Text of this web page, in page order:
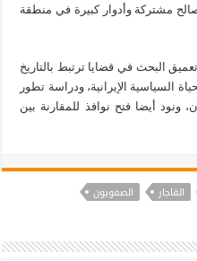
مشتركة وأدوار كبيرة في منطقة
البحث في قضايا ترتبط بالتاريخ
السياسية الإيرانية، ودراسة تطور
ونود أيضا فتح نوافذ للمقارنة بين
القاجار الصفويون